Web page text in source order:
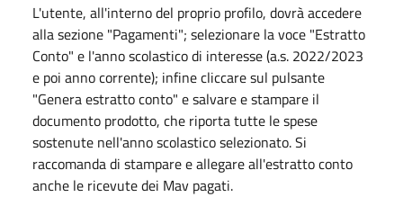
L'utente, all'interno del proprio profilo, dovrà accedere
alla sezione "Pagamenti"; selezionare la voce "Estratto
Conto" e l'anno scolastico di interesse (a.s. 2022/2023
e poi anno corrente); infine cliccare sul pulsante
"Genera estratto conto" e salvare e stampare il
documento prodotto, che riporta tutte le spese
sostenute nell'anno scolastico selezionato. Si
raccomanda di stampare e allegare all'estratto conto
anche le ricevute dei Mav pagati.